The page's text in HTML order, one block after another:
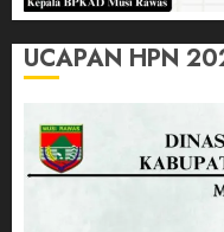
UCAPAN HPN